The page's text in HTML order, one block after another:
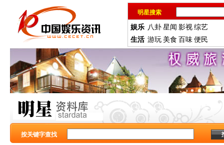
明星搜索
娱乐 八卦星闻 影视综艺
生活 游玩 美食 百味便民
按关键字查找